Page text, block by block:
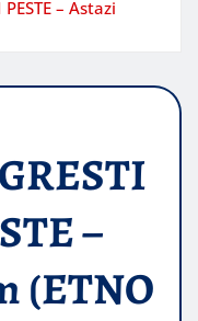
– Astazi
–
(ETNO